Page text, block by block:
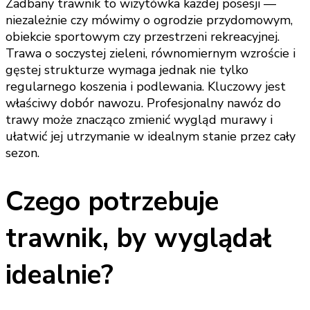
Zadbany trawnik to wizytówka każdej posesji —
niezależnie czy mówimy o ogrodzie przydomowym,
obiekcie sportowym czy przestrzeni rekreacyjnej.
Trawa o soczystej zieleni, równomiernym wzroście i
gęstej strukturze wymaga jednak nie tylko
regularnego koszenia i podlewania. Kluczowy jest
właściwy dobór nawozu. Profesjonalny nawóz do
trawy może znacząco zmienić wygląd murawy i
ułatwić jej utrzymanie w idealnym stanie przez cały
sezon.
Czego potrzebuje
trawnik, by wyglądał
idealnie?